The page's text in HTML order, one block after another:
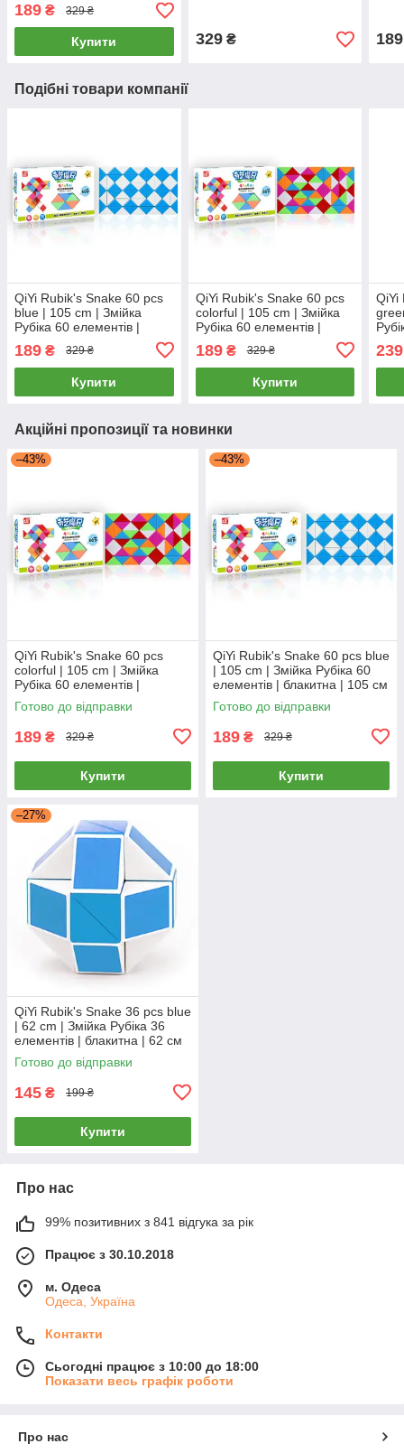
189 ₴ 329 ₴
Купити 329₴ 189
Подібні товари компанії
QiYi Rubik's Snake 60 pcs
blue | 105 cm | Змійка
Рубіка 60 елементів |
189 ₴ 329 ₴
Купити
QiYi Rubik's Snake 60 pcs
colorful | 105 cm | Змійка
Рубіка 60 елементів |
різнокольорова | 105 см
189₴ 329 ₴
Купити
QiYi
239
Акційні пропозиції та новинки
–43%
QiYi Rubik's Snake 60 pcs
colorful | 105 cm | Змійка
Рубіка 60 елементів |
різнокольорова | 105 см
Готово до відправки
189 ₴ 329 ₴
Купити
–43%
QiYi Rubik's Snake 60 pcs blue
| 105 cm | Змійка Рубіка 60
елементів | блакитна | 105 см
Готово до відправки
189 ₴ 329 ₴
Купити
–27%
QiYi Rubik's Snake 36 pcs blue
| 62 cm | Змійка Рубіка 36
елементів | блакитна | 62 см
Готово до відправки
145 ₴ 199 ₴
Купити
Про нас
99% позитивних з 841 відгука за рік
Працює з 30.10.2018
м. Одеса
Одеса, Україна
Контакти
Сьогодні працює з 10:00 до 18:00
Показати весь графік роботи
Про нас